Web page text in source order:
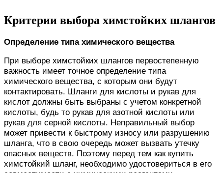
Критерии выбора химстойких шлангов
Определение типа химического вещества
При выборе химстойких шлангов первостепенную
важность имеет точное определение типа
химического вещества, с которым они будут
контактировать. Шланги для кислоты и рукав для
кислот должны быть выбраны с учетом конкретной
кислоты, будь то рукав для азотной кислоты или
рукав для серной кислоты. Неправильный выбор
может привести к быстрому износу или разрушению
шланга, что в свою очередь может вызвать утечку
опасных веществ. Поэтому перед тем как купить
химстойкий шланг, необходимо удостовериться в его